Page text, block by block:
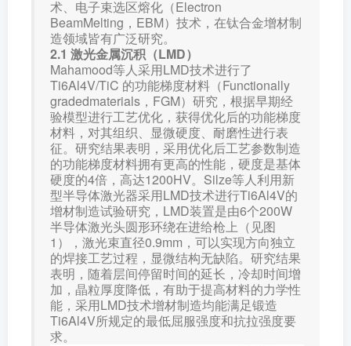
术、电子束选区熔化（Electron
BeamMelting，EBM）技术，在钛合金增材制
造领域皆有广泛研究。
2.1 激光金属沉积（LMD）
Mahamood等人采用LMD技术进行了
Ti6Al4V/TiC 的功能梯度材料（Functionally
gradedmaterials，FGM）研究，根据早期经
验模型进行工艺优化，获得优化后的功能梯度
材料，对其组织、显微硬度、耐磨性进行表
征。研究结果表明，采用优化后工艺参数制造
的功能梯度材料拥有更高的性能，硬度是基体
硬度的4倍，高达1200HV。Silze等人利用新
型半导体激光器采用LMD技术进行Ti6Al4V的
增材制造试验研究，LMD装置是由6个200W
半导体激光头圆形环绕在进给枪上（见图
1），激光束直径0.9mm，可以实现方向独立
的焊接工艺过程，显微结构无缺陷。研究结果
表明，随着层间停留时间的延长，冷却时间增
加，晶粒厚度降低，有助于提高材料的力学性
能，采用LMD技术增材制造均能满足锻造
Ti6Al4V所规定的最低屈服强度和抗拉强度要
求。